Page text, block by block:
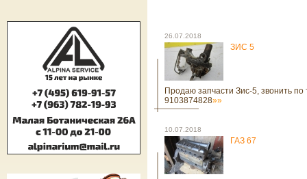
26.07.2018
ЗИС 5
Продаю запчасти Зис-5, звонить по
9103874828»»
10.07.2018
ГАЗ 67